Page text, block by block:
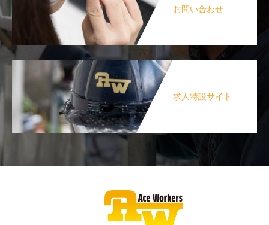
お問い合わせ
求人特設サイト